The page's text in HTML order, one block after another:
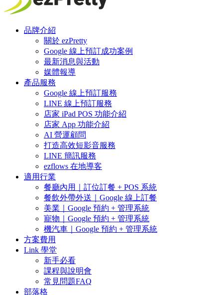
品牌介紹
關於 ezPretty
Google 線上預訂成功案例
最新消息與活動
媒體報導
產品服務
Google 線上預訂服務
LINE 線上預訂服務
店家 iPad POS 功能介紹
店家 App 功能介紹
AI 營運顧問
打造高效短影音服務
LINE 簡訊服務
ezflows 在地導客
適用行業
餐廳內用｜訂位訂餐 + POS 系統
餐飲外帶外送｜Google 線上訂餐
美業｜Google 預約 + 管理系統
寵物｜Google 預約 + 管理系統
機汽車｜Google 預約 + 管理系統
方案費用
Link 學堂
新手必看
課程與說明會
常見問題FAQ
部落格